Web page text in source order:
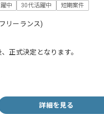
中 30代活躍中 短期案件
リーランス)
正式決定となります。
詳細を見る